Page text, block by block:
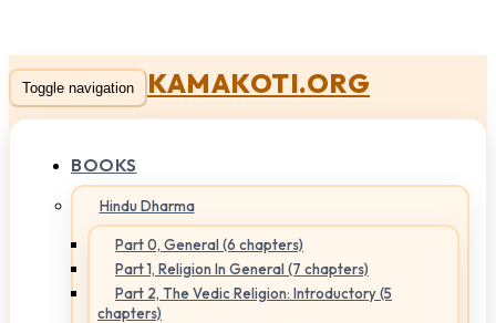
Toggle navigation KAMAKOTI.ORG
BOOKS
Hindu Dharma
Part 0, General (6 chapters)
Part 1, Religion In General (7 chapters)
Part 2, The Vedic Religion: Introductory (5
chapters)